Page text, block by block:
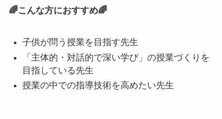
🌈こんな方におすすめ🌈
子供が問う授業を目指す先生
「主体的・対話的で深い学び」の授業づくりを
目指している先生
授業の中での指導技術を高めたい先生